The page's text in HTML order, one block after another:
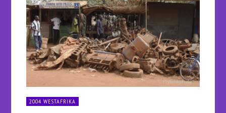
2004 WESTAFRIKA